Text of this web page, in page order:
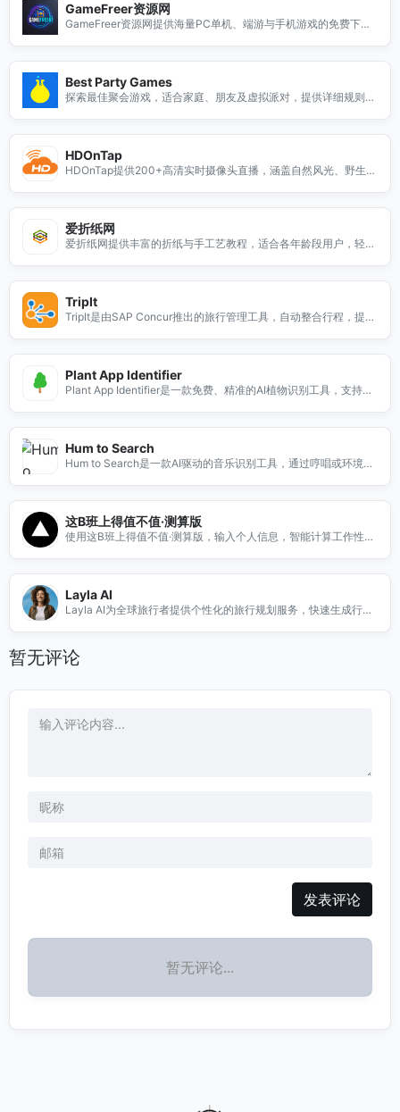
GameFreer资源网
GameFreer资源网提供海量PC单机、端游与手机游戏的免费下
Best Party Games
探索最佳聚会游戏，适合家庭、朋友及虚拟派对，提供详细规则与
HDOnTap
HDOnTap提供200+高清实时摄像头直播，涵盖自然风光、野生动
爱折纸网
爱折纸网提供丰富的折纸与手工艺教程，适合各年龄段用户，轻松
TripIt
TripIt是由SAP Concur推出的旅行管理工具，自动整合行程，提供
Plant App Identifier
Plant App Identifier是一款免费、精准的AI植物识别工具，支持多
Hum to Search
Hum to Search是一款AI驱动的音乐识别工具，通过哼唱或环境音
这B班上得值不值·测算版
使用这B班上得值不值·测算版，输入个人信息，智能计算工作性价
Layla AI
Layla AI为全球旅行者提供个性化的旅行规划服务，快速生成行程
暂无评论
发表评论
暂无评论...